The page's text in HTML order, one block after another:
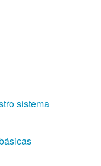
sistema